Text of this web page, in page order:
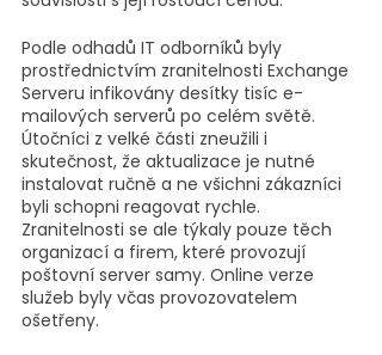
Podle odhadů IT odborníků byly
prostřednictvím zranitelnosti Exchange
Serveru infikovány desítky tisíc e-
mailových serverů po celém světě.
Útočníci z velké části zneužili i
skutečnost, že aktualizace je nutné
instalovat ručně a ne všichni zákazníci
byli schopni reagovat rychle.
Zranitelnosti se ale týkaly pouze těch
organizací a firem, které provozují
poštovní server samy. Online verze
služeb byly včas provozovatelem
ošetřeny.